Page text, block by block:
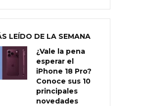
LEÍDO DE LA SEMANA
¿Vale la pena
esperar el
iPhone 18 Pro?
Conoce sus 10
principales
novedades